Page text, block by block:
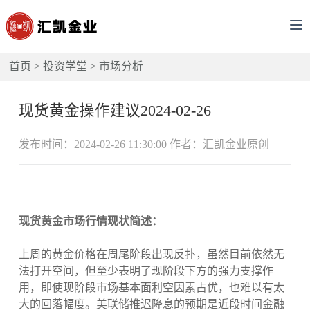
首页 >投资学堂 >市场分析
现货黄金操作建议2024-02-26
发布时间：2024-02-26 11:30:00 作者：汇凯金业原创
现货黄金市场行情现状简述：
上周的黄金价格在周尾阶段出现反扑，虽然目前依然无
法打开空间，但至少表明了现阶段下方的强力支撑作
用，即使现阶段市场基本面利空因素占优，也难以有太
大的回落幅度。美联储推迟降息的预期是近段时间金融